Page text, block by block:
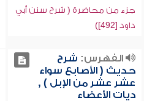
جزء من محاضرة ( شرح سنن أبي
داود [492])
الفهرس: شرح
حديث ( الأصابع سواء
عشر عشر من الإبل ) ,
ديات الأعضاء